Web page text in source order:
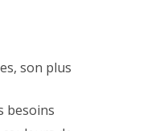
son plus
besoins